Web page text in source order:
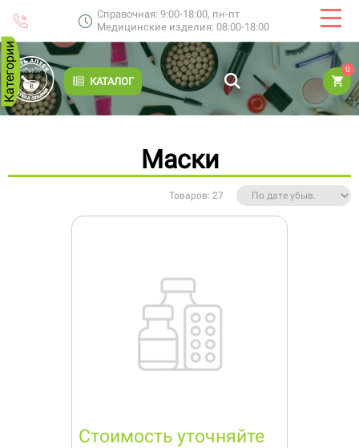
Справочная: 9:00-18:00, пн-пт
Медицинские изделия: 08:00-18:00
КАТАЛОГ
0
Категории
Маски
Товаров: 27
Стоимость уточняйте